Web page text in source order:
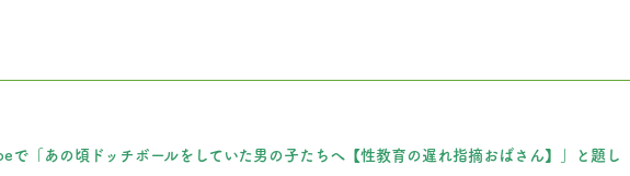
「あの頃ドッチボールをしていた男の子たちへ【性教育の遅れ指摘おばさん】」と題し